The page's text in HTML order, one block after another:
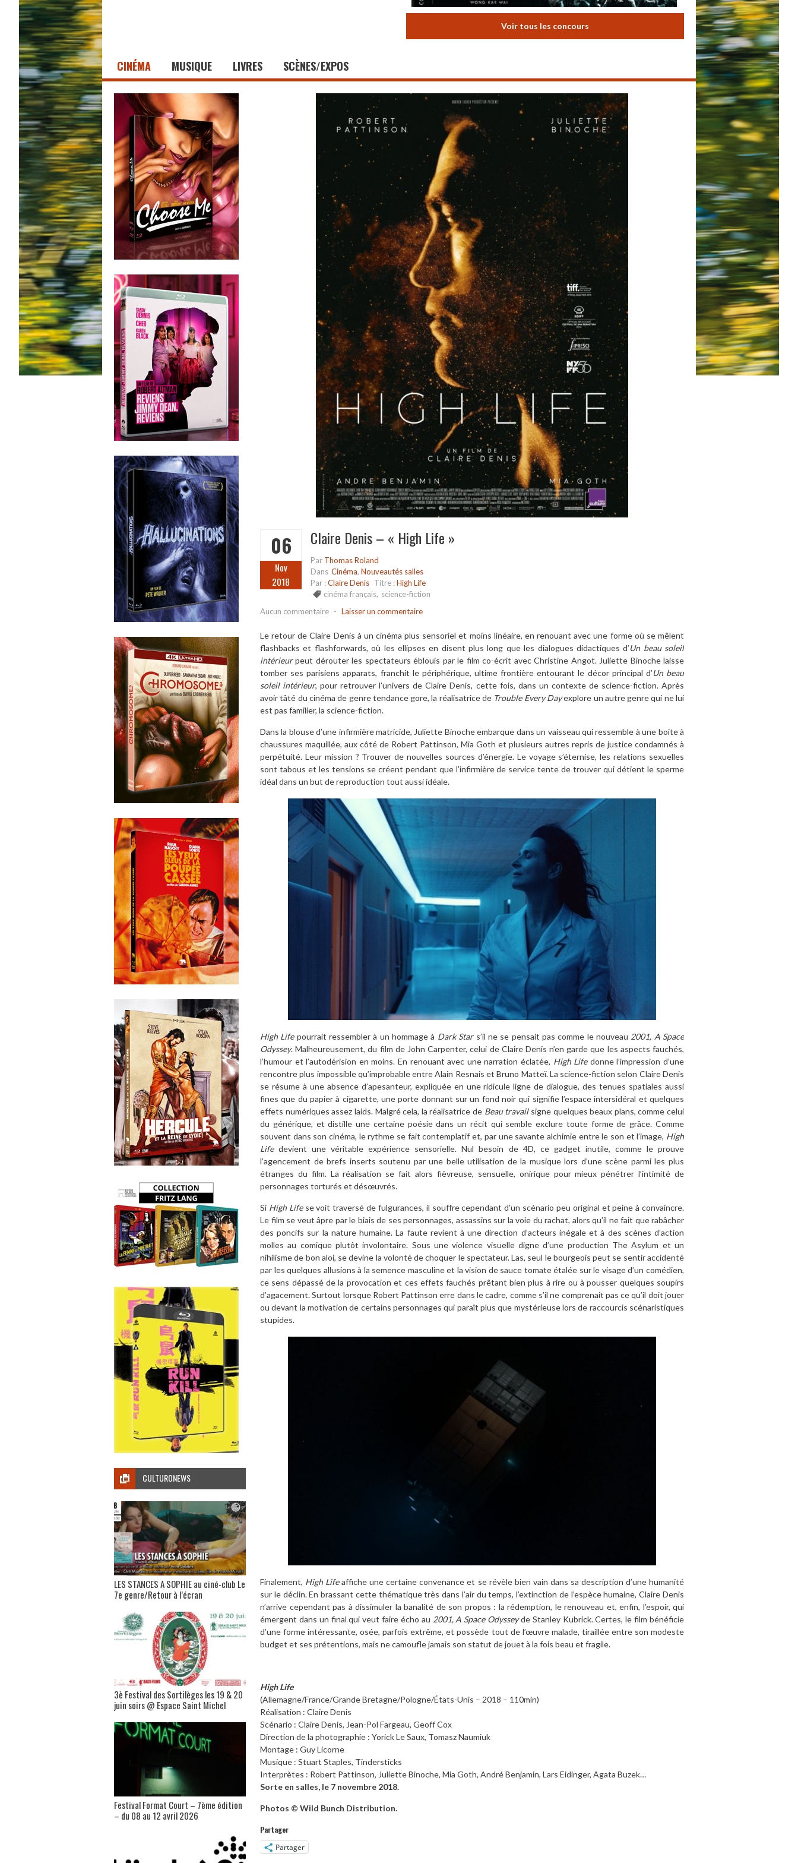
Voir tous les concours
CINÉMA MUSIQUE LIVRES SCÈNES/EXPOS
06
Nov
2018
Claire Denis – « High Life »
Par Thomas Roland
Dans Cinéma, Nouveautés salles
Par :Claire Denis Titre :High Life
cinéma français, science-fiction
Aucun commentaire - Laisser un commentaire
Le retour de Claire Denis à un cinéma plus sensoriel et moins linéaire, en renouant avec une forme où se mêlent
flashbacks et flashforwards, où les ellipses en disent plus long que les dialogues didactiques d’Un beau soleil
intérieurpeut dérouter les spectateurs éblouis par le film co-écrit avec Christine Angot. Juliette Binoche laisse
tomber ses parisiens apparats, franchit le périphérique, ultime frontière entourant le décor principal d’Un beau
soleil intérieur, pour retrouver l’univers de Claire Denis, cette fois, dans un contexte de science-fiction. Après
avoir tâté du cinéma de genre tendance gore, la réalisatrice de Trouble Every Dayexplore un autre genre qui ne lui
est pas familier, la science-fiction.
Dans la blouse d’une infirmière matricide, Juliette Binoche embarque dans un vaisseau qui ressemble à une boite à
chaussures maquillée, aux côté de Robert Pattinson, Mia Goth et plusieurs autres repris de justice condamnés à
perpétuité. Leur mission ? Trouver de nouvelles sources d’énergie. Le voyage s’éternise, les relations sexuelles
sont tabous et les tensions se créent pendant que l’infirmière de service tente de trouver qui détient le sperme
idéal dans un but de reproduction tout aussi idéale.
High Lifepourrait ressembler à un hommage à Dark Stars’il ne se pensait pas comme le nouveau 2001, A Space
Odyssey. Malheureusement, du film de John Carpenter, celui de Claire Denis n’en garde que les aspects fauchés,
l’humour et l’autodérision en moins. En renouant avec une narration éclatée, High Lifedonne l’impression d’une
rencontre plus impossible qu’improbable entre Alain Resnais et Bruno Matteï. La science-fiction selon Claire Denis
se résume à une absence d’apesanteur, expliquée en une ridicule ligne de dialogue, des tenues spatiales aussi
fines que du papier à cigarette, une porte donnant sur un fond noir qui signifie l’espace intersidéral et quelques
effets numériques assez laids. Malgré cela, la réalisatrice de Beau travailsigne quelques beaux plans, comme celui
du générique, et distille une certaine poésie dans un récit qui semble exclure toute forme de grâce. Comme
souvent dans son cinéma, le rythme se fait contemplatif et, par une savante alchimie entre le son et l’image, High
Lifedevient une véritable expérience sensorielle. Nul besoin de 4D, ce gadget inutile, comme le prouve
l’agencement de brefs inserts soutenu par une belle utilisation de la musique lors d’une scène parmi les plus
étranges du film. La réalisation se fait alors fièvreuse, sensuelle, onirique pour mieux pénétrer l’intimité de
personnages torturés et désœuvrés.
Si High Lifese voit traversé de fulgurances, il souffre cependant d’un scénario peu original et peine à convaincre.
Le film se veut âpre par le biais de ses personnages, assassins sur la voie du rachat, alors qu’il ne fait que rabâcher
des poncifs sur la nature humaine. La faute revient à une direction d’acteurs inégale et à des scènes d’action
molles au comique plutôt involontaire. Sous une violence visuelle digne d’une production The Asylum et un
nihilisme de bon aloi, se devine la volonté de choquer le spectateur. Las, seul le bourgeois peut se sentir accidenté
par les quelques allusions à la semence masculine et la vision de sauce tomate étalée sur le visage d’un comédien,
ce sens dépassé de la provocation et ces effets fauchés prêtant bien plus à rire ou à pousser quelques soupirs
d’agacement. Surtout lorsque Robert Pattinson erre dans le cadre, comme s’il ne comprenait pas ce qu’il doit jouer
ou devant la motivation de certains personnages qui paraît plus que mystérieuse lors de raccourcis scénaristiques
stupides.
Finalement, High Lifeaffiche une certaine convenance et se révèle bien vain dans sa description d’une humanité
sur le déclin. En brassant cette thématique très dans l’air du temps, l’extinction de l’espèce humaine, Claire Denis
n’arrive cependant pas à dissimuler la banalité de son propos : la rédemption, le renouveau et, enfin, l’espoir, qui
émergent dans un final qui veut faire écho au 2001, A Space Odysseyde Stanley Kubrick. Certes, le film bénéficie
d’une forme intéressante, osée, parfois extrême, et possède tout de l’œuvre malade, tiraillée entre son modeste
budget et ses prétentions, mais ne camoufle jamais son statut de jouet à la fois beau et fragile.
High Life
(Allemagne/France/Grande Bretagne/Pologne/États-Unis – 2018 – 110min)
Réalisation : Claire Denis
Scénario : Claire Denis, Jean-Pol Fargeau, Geoff Cox
Direction de la photographie : Yorick Le Saux, Tomasz Naumiuk
Montage : Guy Licorne
Musique : Stuart Staples, Tindersticks
Interprètes : Robert Pattinson, Juliette Binoche, Mia Goth, André Benjamin, Lars Eidinger, Agata Buzek…
Sorte en salles, le 7 novembre 2018.
Photos © Wild Bunch Distribution.
Partager
Partager
CULTURONEWS
LES STANCES A SOPHIE au ciné-club Le
7e genre/Retour à l’écran
3è Festival des Sortilèges les 19 & 20
juin soirs @ Espace Saint Michel
Festival Format Court – 7ème édition
– du 08 au 12 avril 2026